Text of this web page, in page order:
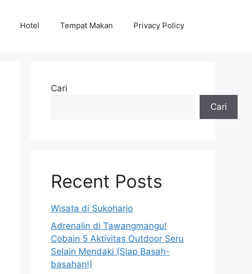
Hotel Tempat Makan Privacy Policy
Cari
Cari
Recent Posts
Wisata di Sukoharjo
Adrenalin di Tawangmangu!
Cobain 5 Aktivitas Outdoor Seru
Selain Mendaki (Siap Basah-
basahan!)